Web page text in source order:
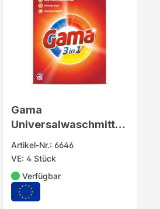
Gama
Universalwaschmittel
50WL 3kg Packung
Artikel-Nr.: 6646
VE: 4 Stück
Verfügbar